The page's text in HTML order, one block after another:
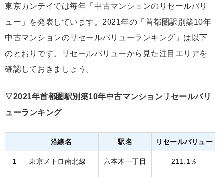
東京カンテイでは毎年「中古マンションのリセールバリ
ュー」を発表しています。2021年の「首都圏駅別築10年
中古マンションのリセールバリューランキング」は以下
のとおりです。リセールバリューから見た注目エリアを
確認しておきましょう。
▽2021年首都圏駅別築10年中古マンションリセールバリ
ューランキング
沿線名 駅名 リセールバリュー
1 東京メトロ南北線 六本木一丁目 211.1％